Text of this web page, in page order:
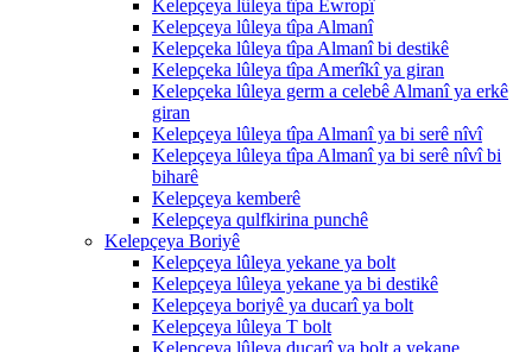
Kelepçeya lûleya tîpa Ewropî
Kelepçeya lûleya tîpa Almanî
Kelepçeka lûleya tîpa Almanî bi destikê
Kelepçeka lûleya tîpa Amerîkî ya giran
Kelepçeka lûleya germ a celebê Almanî ya erkê
giran
Kelepçeya lûleya tîpa Almanî ya bi serê nîvî
Kelepçeya lûleya tîpa Almanî ya bi serê nîvî bi
biharê
Kelepçeya kemberê
Kelepçeya qulfkirina punchê
Kelepçeya Boriyê
Kelepçeya lûleya yekane ya bolt
Kelepçeya lûleya yekane ya bi destikê
Kelepçeya boriyê ya ducarî ya bolt
Kelepçeya lûleya T bolt
Kelepçeya lûleya ducarî ya bolt a yekane